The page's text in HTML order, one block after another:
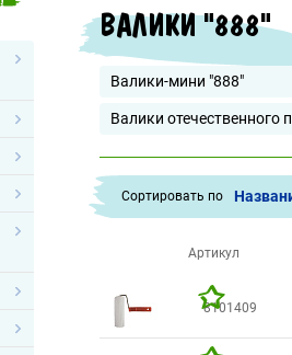
ВАЛИКИ "888"
Валики-мини "888"
Валики отечественного
Cортировать по
Артикул
8101409